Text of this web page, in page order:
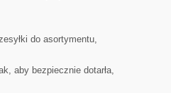
do asortymentu,
aby bezpiecznie dotarła,